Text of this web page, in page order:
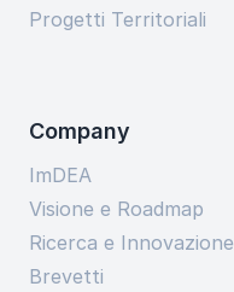
Progetti Territoriali
Company
ImDEA
Visione e Roadmap
Ricerca e Innovazione
Brevetti